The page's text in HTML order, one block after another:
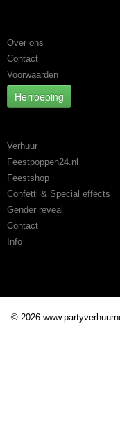
Over ons
Contact
Voorwaarden
Herroeping
Verhuur
Feestpoppen24.nl
Feestshop
Confetti & Special effects
Gender reveal
Contact
Info
© 2026